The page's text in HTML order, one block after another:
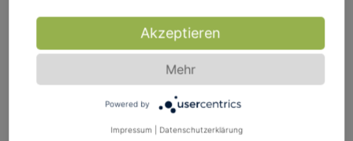
OnPageSEOOptimierung
Wir optimieren IhreSeitentitelundMeta
Descriptionsals auch dieHTML-
Überschriften Ihrer Webseite, um die
für dieSuchmaschine
Akzeptieren
Mehr
Powered by
Impressum Datenschutzerklärung